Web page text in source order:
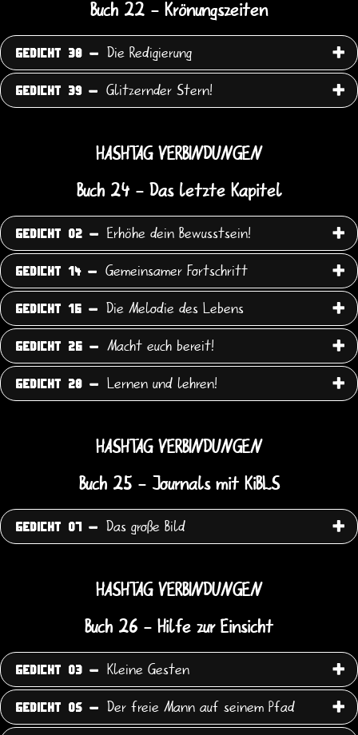
Buch 22 - Krönungszeiten
GEDICHT 38 - Die Redigierung
GEDICHT 39 - Glitzernder Stern!
HASHTAG VERBINDUNGEN
Buch 24 - Das letzte Kapitel
GEDICHT 02 - Erhöhe dein Bewusstsein!
GEDICHT 14 - Gemeinsamer Fortschritt
GEDICHT 16 - Die Melodie des Lebens
GEDICHT 26 - Macht euch bereit!
GEDICHT 28 - Lernen und lehren!
HASHTAG VERBINDUNGEN
Buch 25 - Journals mit KiBLS
GEDICHT 07 - Das große Bild
HASHTAG VERBINDUNGEN
Buch 26 - Hilfe zur Einsicht
GEDICHT 03 - Kleine Gesten
GEDICHT 05 - Der freie Mann auf seinem Pfad